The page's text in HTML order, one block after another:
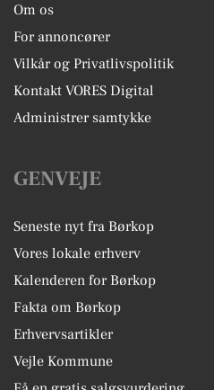
Om os
For annoncører
Vilkår og Privatlivspolitik
Kontakt VORES Digital
Administrer samtykke
GENVEJE
Seneste nyt fra Børkop
Vores lokale erhverv
Kalenderen for Børkop
Fakta om Børkop
Erhvervsartikler
Vejle Kommune